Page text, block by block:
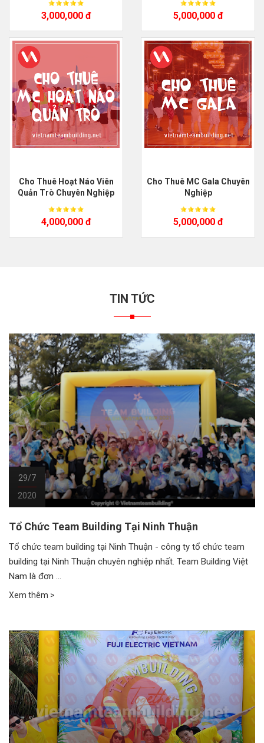
3,000,000 đ 5,000,000 đ
Cho Thuê Hoạt Náo Viên
Quản Trò Chuyên Nghiệp
4,000,000 đ
Cho Thuê MC Gala Chuyên
Nghiệp
5,000,000 đ
TIN TỨC
29/7
2020
Tổ Chức Team Building Tại Ninh Thuận
Tổ chức team building tại Ninh Thuận - công ty tổ chức team
building tại Ninh Thuận chuyên nghiệp nhất. Team Building Việt
Nam là đơn ...
Xem thêm >